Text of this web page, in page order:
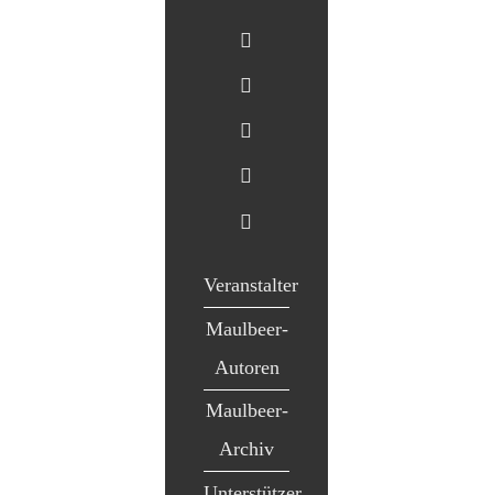
Veranstalter
Maulbeer-
Autoren
Maulbeer-
Archiv